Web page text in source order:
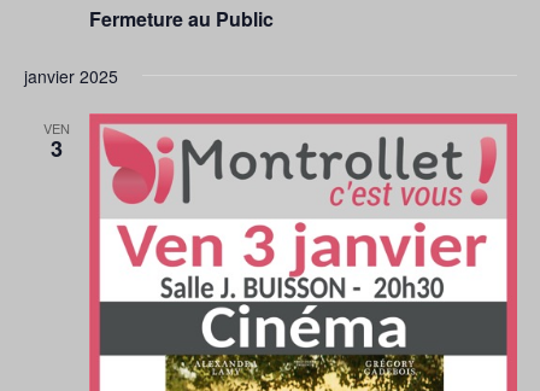
Fermeture au Public
janvier 2025
VEN
3